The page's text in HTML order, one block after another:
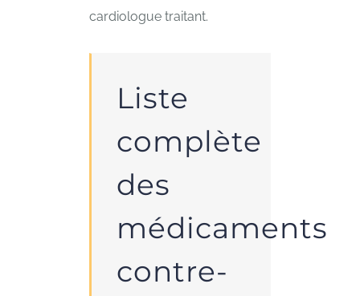
cardiologue traitant.
Liste
complète
des
médicaments
contre-